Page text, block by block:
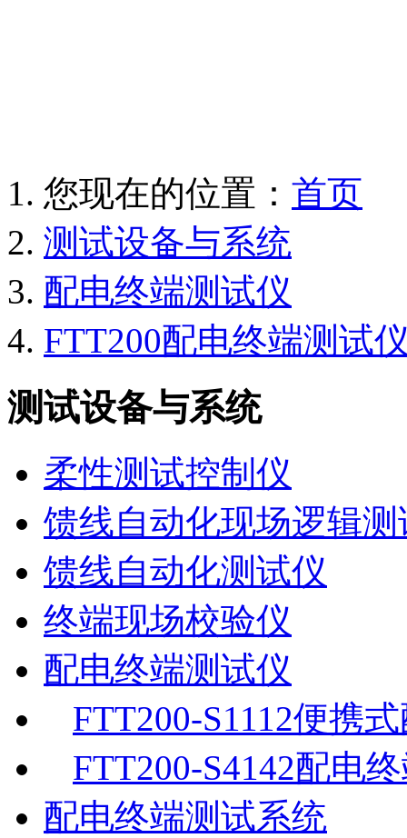
您现在的位置： 首页
测试设备与系统
配电终端测试仪
FTT200配电终端测试
测试设备与系统
柔性测试控制仪
馈线自动化现场逻辑
馈线自动化测试仪
终端现场校验仪
配电终端测试仪
FTT200-S1112便携
FTT200-S4142配电
配电终端测试系统